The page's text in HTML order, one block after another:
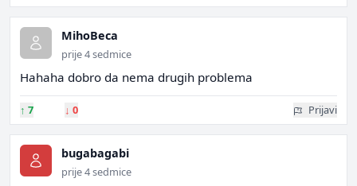
MihoBeca
prije 4 sedmice
Hahaha dobro da nema drugih problema
↑ 7 ↓ 0 Prijavi
bugabagabi
prije 4 sedmice